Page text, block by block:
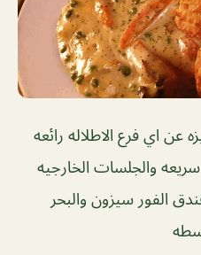
اي فرع الاطلاله رائعه
والجلسات الخارجيه
الفور سيزون والبحر